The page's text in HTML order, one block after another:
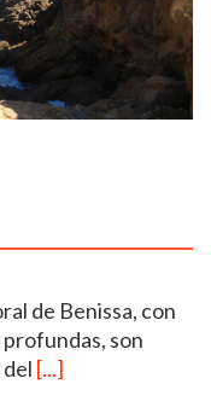
de Benissa, con
profundas, son
[...]